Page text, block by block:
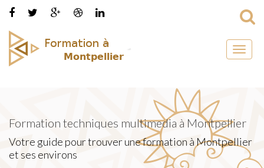
Toggle
Formation techniques multimedia à Montpellier
Votre guide pour trouver une formation à Montpellier
et ses environs